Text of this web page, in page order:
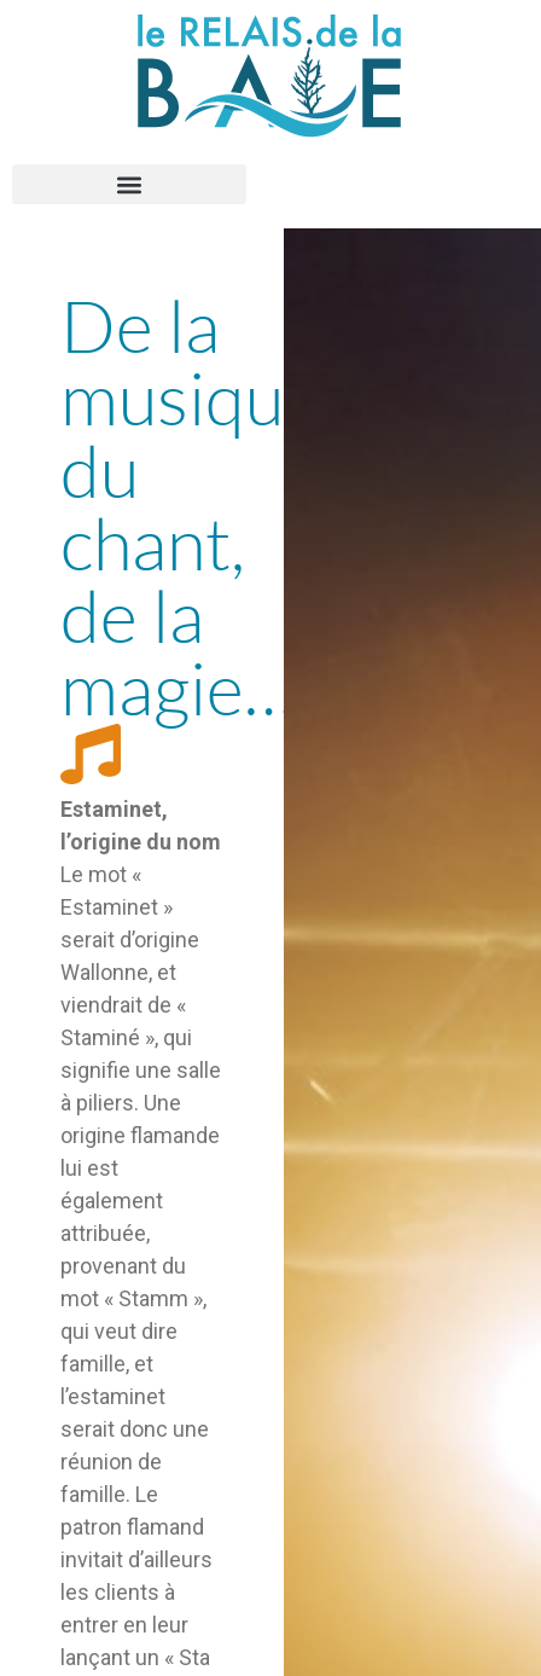
De la
musique,
du
chant,
de la
magie…
Estaminet,
l’origine du nom
Le mot «
Estaminet »
serait d’origine
Wallonne, et
viendrait de «
Staminé », qui
signifie une salle
à piliers. Une
origine flamande
lui est
également
attribuée,
provenant du
mot « Stamm »,
qui veut dire
famille, et
l’estaminet
serait donc une
réunion de
famille. Le
patron flamand
invitait d’ailleurs
les clients à
entrer en leur
lançant un « Sta